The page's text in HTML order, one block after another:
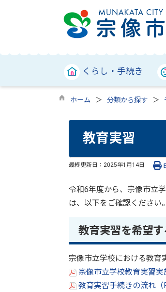
くらし・手続き
ホーム 分類から探す
教育実習
最終更新日： 2025年1月14日
令和6年度から、宗像市立
は、以下をご確認ください。
教育実習を希望
宗像市立学校における教育
宗像市立学校教育実習実
教育実習手続きの流れ（